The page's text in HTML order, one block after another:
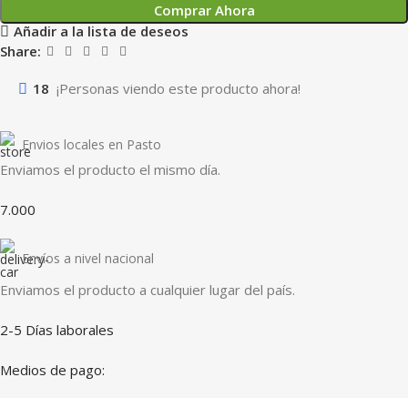
Comprar Ahora
Añadir a la lista de deseos
Share:
18 ¡Personas viendo este producto ahora!
Envios locales en Pasto
Enviamos el producto el mismo día.
7.000
Envíos a nivel nacional
Enviamos el producto a cualquier lugar del país.
2-5 Días laborales
Medios de pago: